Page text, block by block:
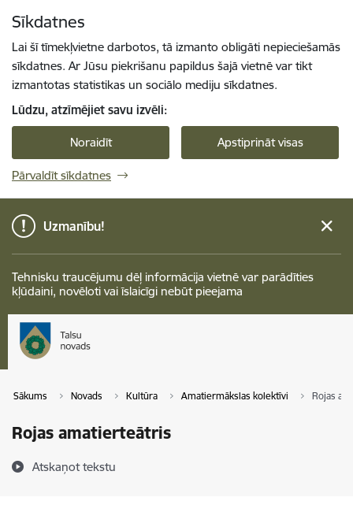
Sīkdatnes
Lai šī tīmekļvietne darbotos, tā izmanto obligāti nepieciešamās
sīkdatnes. Ar Jūsu piekrišanu papildus šajā vietnē var tikt
izmantotas statistikas un sociālo mediju sīkdatnes.
Lūdzu, atzīmējiet savu izvēli:
Noraidīt Apstiprināt visas
Pārvaldīt sīkdatnes
Uzmanību!
Tehnisku traucējumu dēļ informācija vietnē var parādīties
kļūdaini, novēloti vai īslaicīgi nebūt pieejama
Sākums Novads Kultūra Amatiermākslas kolektīvi Rojas
Rojas amatierteātris
Atskaņot tekstu